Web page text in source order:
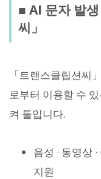
■ AI 문자 발
씨」
「트랜스클립션씨
로부터 이용할 수
켜 툴입니다.
음성 · 동영상
지원